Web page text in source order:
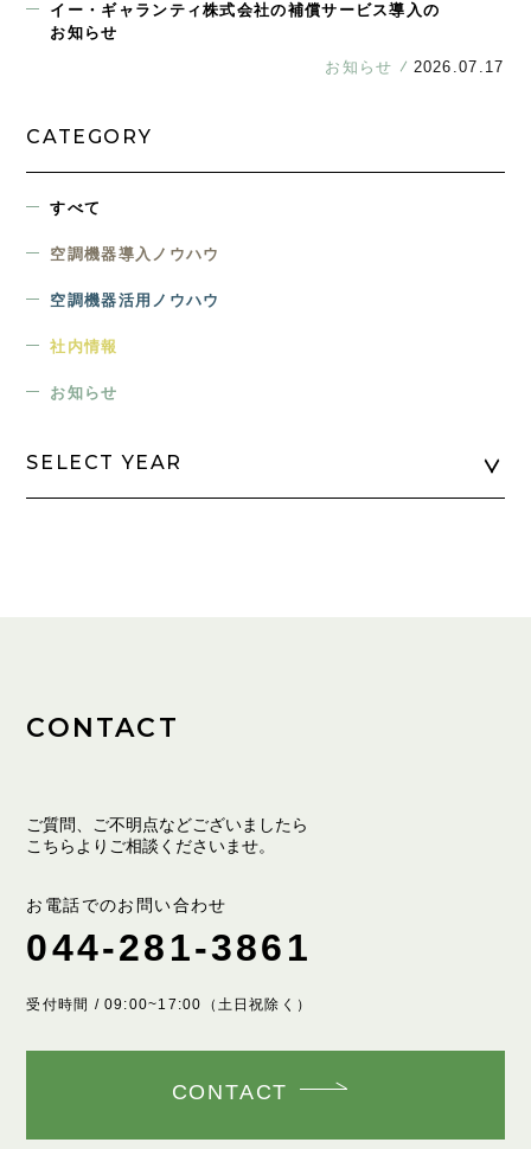
イー・ギャランティ株式会社の補償サービス導入の
お知らせ
お知らせ
2026.07.17
CATEGORY
すべて
空調機器導入ノウハウ
空調機器活用ノウハウ
社内情報
お知らせ
SELECT YEAR
CONTACT
ご質問、ご不明点などございましたら
こちらよりご相談くださいませ。
お電話でのお問い合わせ
044-281-3861
受付時間 / 09:00~17:00（土日祝除く）
CONTACT